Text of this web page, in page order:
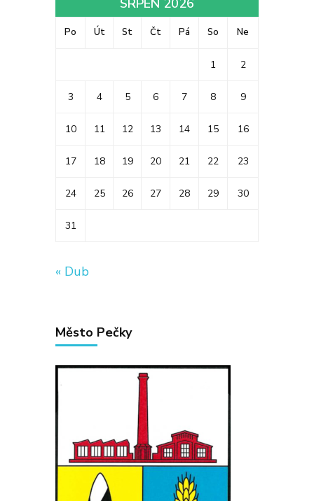
SRPEN 2026
Po Út St Čt Pá So Ne
1 2
3 4 5 6 7 8 9
10 11 12 13 14 15 16
17 18 19 20 21 22 23
24 25 26 27 28 29 30
31
« Dub
Město Pečky